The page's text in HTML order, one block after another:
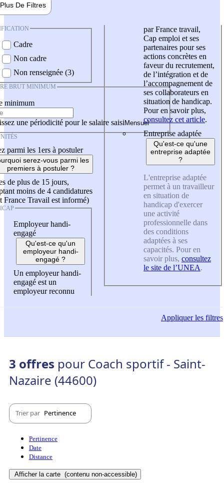
Plus De Filtres
Cadre
Non cadre
Non renseignée (3)
BRUT MINIMUM
minimum
une périodicité pour le salaire saisi
parmi les 1ers à postuler
serez-vous parmi les
premiers à postuler ?
de plus de 15 jours,
moins de 4 candidatures
France Travail est informé)
Employeur handi-
engagé
Qu'est-ce qu'un
employeur handi-
engagé ?
Un employeur handi-
engagé est un
employeur reconnu
par France travail,
Cap emploi et ses
partenaires pour ses
actions concrètes en
faveur du recrutement,
de l’intégration et de
l’accompagnement de
ses collaborateurs en
situation de handicap.
Pour en savoir plus,
consultez cet article.
Entreprise adaptée
Qu'est-ce qu'une
entreprise adaptée
?
L'entreprise adaptée
permet à un travailleur
en situation de
handicap d'exercer
une activité
professionnelle dans
des conditions
adaptées à ses
capacités. Pour en
savoir plus, consultez
le site de l’UNEA.
Appliquerles filtres
3 offres pour Coach sportif - Saint-
Nazaire (44600)
Trier par Pertinence
Pertinence
Date
Distance
Afficher la carte (contenu non-accessible)